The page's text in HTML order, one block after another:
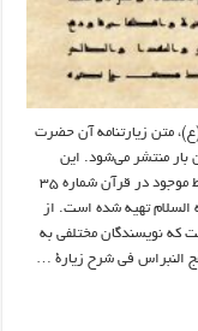
متن زیارتنامه آن حضرت
منتشر می‌شود. این
نسخه از زیارتنامه حضرت ابوالفضل العباس با رسم الخط موجود در قرآن شماره ۳۵
تهیه شده است. از
که نویسندگان مختلفی به
النبراس فی شرح زیارة …